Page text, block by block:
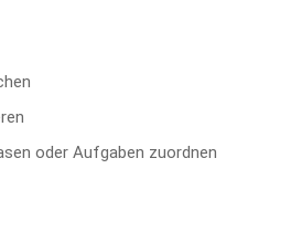
oder Aufgaben zuordnen